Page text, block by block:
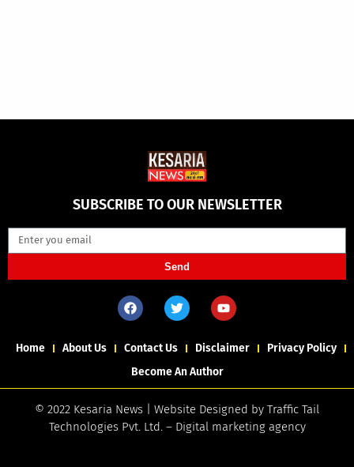
SUBSCRIBE TO OUR NEWSLETTER
Send
Home About Us Contact Us Disclaimer
Privacy Policy
Become An Author
© 2022 Kesaria News | Website Designed by Traffic Tail
Technologies Pvt. Ltd.– Digital marketing agency